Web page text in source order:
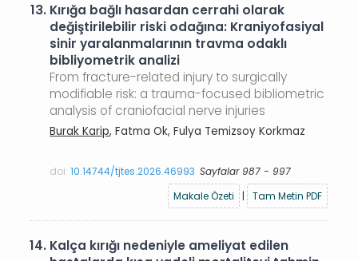
13. Kırığa bağlı hasardan cerrahi olarak
değiştirilebilir riski odağına: Kraniyofasiyal
sinir yaralanmalarının travma odaklı
bibliyometrik analizi
From fracture-related injury to surgically
modifiable risk: a trauma-focused bibliometric
analysis of craniofacial nerve injuries
Burak Karip, Fatma Ok, Fulya Temizsoy Korkmaz
doi:10.14744/tjtes.2026.46993 Sayfalar 987 - 997
Makale Özeti
| Tam Metin PDF
14. Kalça kırığı nedeniyle ameliyat edilen